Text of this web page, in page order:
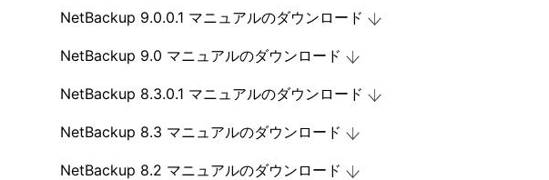
NetBackup 9.0.0.1 マニュアルのダウンロード
NetBackup 9.0 マニュアルのダウンロード
NetBackup 8.3.0.1 マニュアルのダウンロード
NetBackup 8.3 マニュアルのダウンロード
NetBackup 8.2 マニュアルのダウンロード